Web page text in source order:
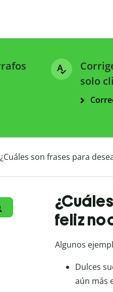
solo
¿Cuáles son frases para
feliz
Algunos
Dulces
aún más